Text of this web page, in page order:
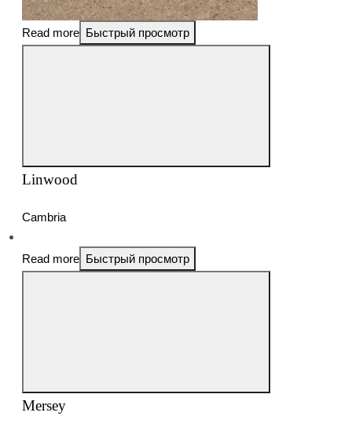
Read more Быстрый просмотр
Linwood
Cambria
Read more Быстрый просмотр
Mersey